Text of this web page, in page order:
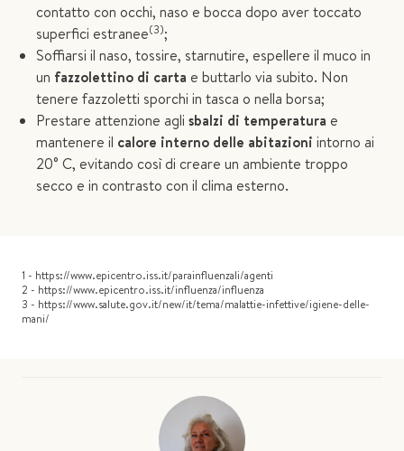
contatto con occhi, naso e bocca dopo aver toccato
superfici estranee(3);
Soffiarsi il naso, tossire, starnutire, espellere il muco in
un fazzolettino di carta e buttarlo via subito. Non
tenere fazzoletti sporchi in tasca o nella borsa;
Prestare attenzione agli sbalzi di temperatura e
mantenere il calore interno delle abitazioni intorno ai
20° C, evitando così di creare un ambiente troppo
secco e in contrasto con il clima esterno.
1 - https://www.epicentro.iss.it/parainfluenzali/agenti
2 - https://www.epicentro.iss.it/influenza/influenza
3 - https://www.salute.gov.it/new/it/tema/malattie-infettive/igiene-delle-
mani/